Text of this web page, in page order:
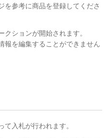
を参考に商品を登録してくださ
ションが開始されます。
報を編集することができません
入札が行われます。